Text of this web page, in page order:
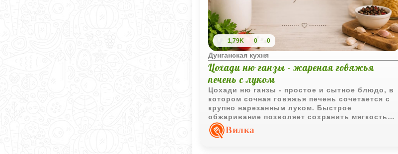
1,79K 0 0
Дунганская кухня
Цохади ню ганзы - жареная говяжья
печень с луком
Цохади ню ганзы - простое и сытное блюдо, в
котором сочная говяжья печень сочетается с
крупно нарезанным луком. Быстрое
обжаривание позволяет сохранить мягкость
продукта и подчеркнуть его естественный вкус.
Вилка